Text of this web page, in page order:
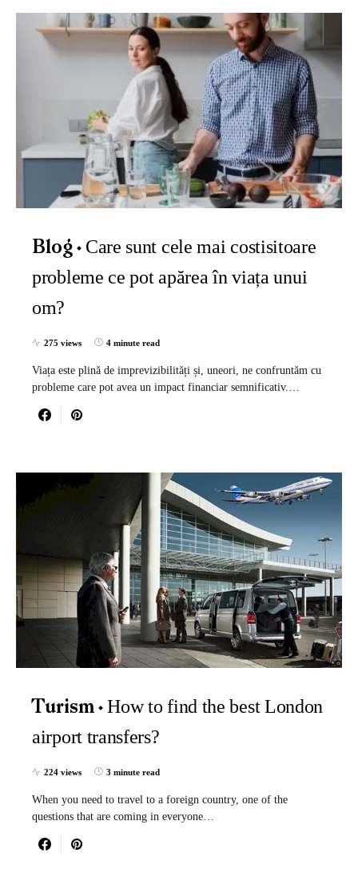
Blog
Care sunt cele mai costisitoare
probleme ce pot apărea în viața unui
om?
275 views 4 minute read
Viața este plină de imprevizibilități și, uneori, ne confruntăm cu
probleme care pot avea un impact financiar semnificativ.…
Turism
How to find the best London
airport transfers?
224 views 3 minute read
When you need to travel to a foreign country, one of the
questions that are coming in everyone…